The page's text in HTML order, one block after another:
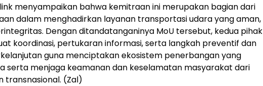
menyampaikan bahwa kemitraan ini merupakan bagian dari
dalam menghadirkan layanan transportasi udara yang aman,
Dengan ditandatanganinya MoU tersebut, kedua pihak
koordinasi, pertukaran informasi, serta langkah preventif dan
guna menciptakan ekosistem penerbangan yang
serta menjaga keamanan dan keselamatan masyarakat dari
transnasional. (Zal)